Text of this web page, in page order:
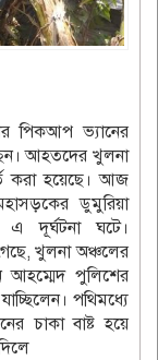
পিকআপ ভ্যানের
আহতদের খুলনা
করা হয়েছে। আজ
ডুমুরিয়া
এ দূর্ঘটনা ঘটে।
খুলনা অঞ্চলের
আহম্মেদ পুলিশের
পথিমধ্যে
চাকা বাষ্ট হয়ে